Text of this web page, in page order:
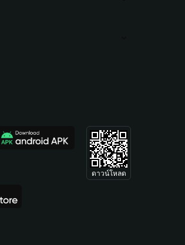
ดาวน์โหลด